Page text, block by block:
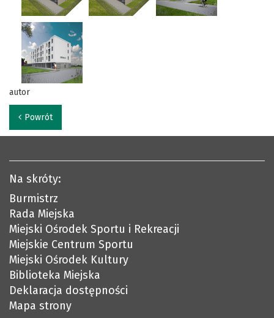
autor
Powrót
Na skróty:
Burmistrz
Rada Miejska
Miejski Ośrodek Sportu i Rekreacji
Miejskie Centrum Sportu
Miejski Ośrodek Kultury
Biblioteka Miejska
Deklaracja dostępności
Mapa strony